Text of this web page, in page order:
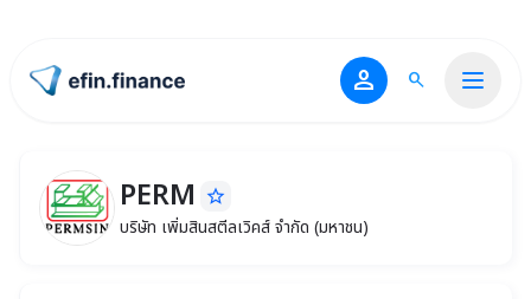
ไปหน้าแรก person search
PERM บริษัท เพิ่มสินสตีลเวิคส์ จำกัด (มหาชน)
PERM star_border
บริษัท เพิ่มสินสตีลเวิคส์ จำกัด (มหาชน)